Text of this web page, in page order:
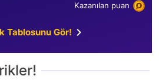
Kazanılan puan
Tablosunu Gör!